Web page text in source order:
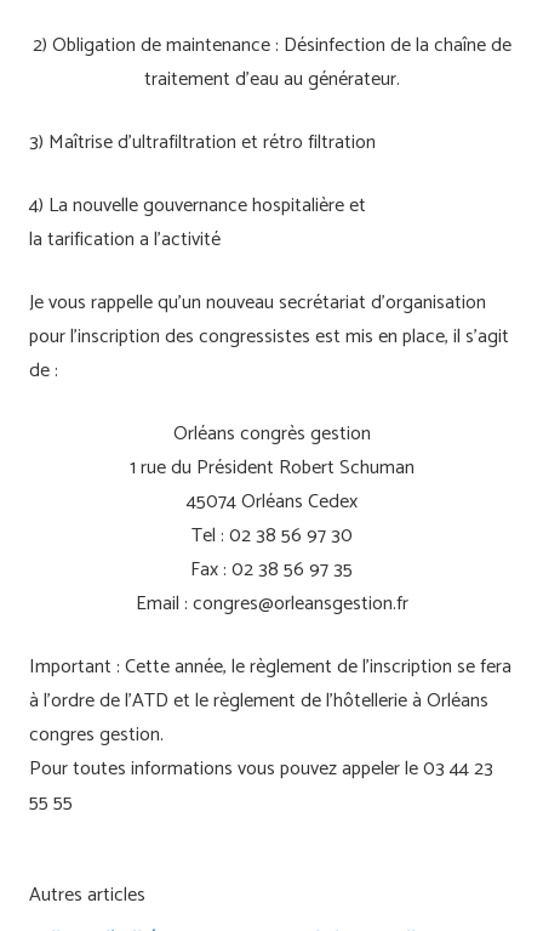
2) Obligation de maintenance : Désinfection de la chaîne de
traitement d’eau au générateur.
3) Maîtrise d’ultrafiltration et rétro filtration
4) La nouvelle gouvernance hospitalière et
la tarification a l’activité
Je vous rappelle qu’un nouveau secrétariat d’organisation
pour l’inscription des congressistes est mis en place, il s’agit
de :
Orléans congrès gestion
1 rue du Président Robert Schuman
45074 Orléans Cedex
Tel : 02 38 56 97 30
Fax : 02 38 56 97 35
Email : congres@orleansgestion.fr
Important : Cette année, le règlement de l’inscription se fera
à l’ordre de l’ATD et le règlement de l’hôtellerie à Orléans
congres gestion.
Pour toutes informations vous pouvez appeler le 03 44 23
55 55
Autres articles